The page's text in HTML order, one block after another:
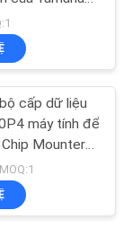
21
SMT Máy
cấp dữ liệu
máy tính để
Mounter
Place